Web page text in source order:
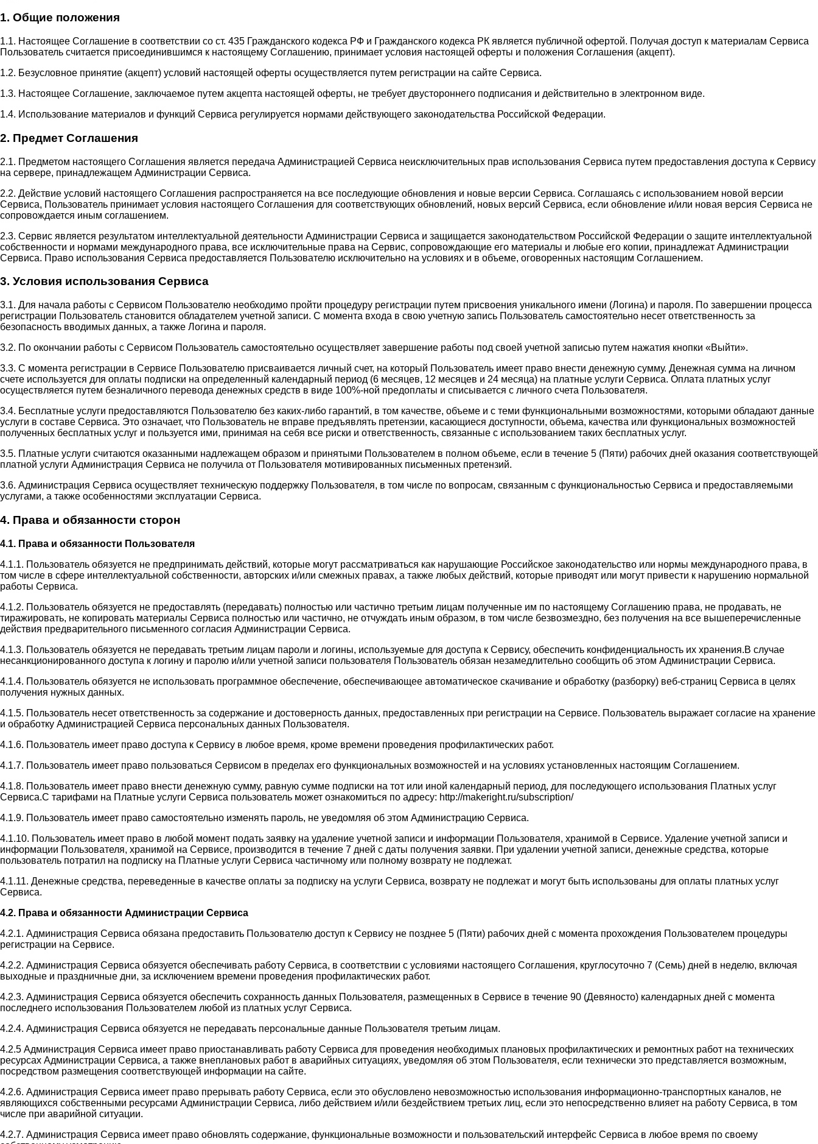
1. Общие положения
1.1. Настоящее Соглашение в соответствии со ст. 435 Гражданского кодекса РФ и Гражданского кодекса РК является публичной офертой. Получая доступ к материалам Сервиса
Пользователь считается присоединившимся к настоящему Соглашению, принимает условия настоящей оферты и положения Соглашения (акцепт).
1.2. Безусловное принятие (акцепт) условий настоящей оферты осуществляется путем регистрации на сайте Сервиса.
1.3. Настоящее Соглашение, заключаемое путем акцепта настоящей оферты, не требует двустороннего подписания и действительно в электронном виде.
1.4. Использование материалов и функций Сервиса регулируется нормами действующего законодательства Российской Федерации.
2. Предмет Соглашения
2.1. Предметом настоящего Соглашения является передача Администрацией Сервиса неисключительных прав использования Сервиса путем предоставления доступа к Сервису
на сервере, принадлежащем Администрации Сервиса.
2.2. Действие условий настоящего Соглашения распространяется на все последующие обновления и новые версии Сервиса. Соглашаясь с использованием новой версии
Сервиса, Пользователь принимает условия настоящего Соглашения для соответствующих обновлений, новых версий Сервиса, если обновление и/или новая версия Сервиса не
сопровождается иным соглашением.
2.3. Сервис является результатом интеллектуальной деятельности Администрации Сервиса и защищается законодательством Российской Федерации о защите интеллектуальной
собственности и нормами международного права, все исключительные права на Сервис, сопровождающие его материалы и любые его копии, принадлежат Администрации
Сервиса. Право использования Сервиса предоставляется Пользователю исключительно на условиях и в объеме, оговоренных настоящим Соглашением.
3. Условия использования Сервиса
3.1. Для начала работы с Сервисом Пользователю необходимо пройти процедуру регистрации путем присвоения уникального имени (Логина) и пароля. По завершении процесса
регистрации Пользователь становится обладателем учетной записи. С момента входа в свою учетную запись Пользователь самостоятельно несет ответственность за
безопасность вводимых данных, а также Логина и пароля.
3.2. По окончании работы с Сервисом Пользователь самостоятельно осуществляет завершение работы под своей учетной записью путем нажатия кнопки «Выйти».
3.3. С момента регистрации в Сервисе Пользователю присваивается личный счет, на который Пользователь имеет право внести денежную сумму. Денежная сумма на личном
счете используется для оплаты подписки на определенный календарный период (6 месяцев, 12 месяцев и 24 месяца) на платные услуги Сервиса. Оплата платных услуг
осуществляется путем безналичного перевода денежных средств в виде 100%-ной предоплаты и списывается с личного счета Пользователя.
3.4. Бесплатные услуги предоставляются Пользователю без каких-либо гарантий, в том качестве, объеме и с теми функциональными возможностями, которыми обладают данные
услуги в составе Сервиса. Это означает, что Пользователь не вправе предъявлять претензии, касающиеся доступности, объема, качества или функциональных возможностей
полученных бесплатных услуг и пользуется ими, принимая на себя все риски и ответственность, связанные с использованием таких бесплатных услуг.
3.5. Платные услуги считаются оказанными надлежащем образом и принятыми Пользователем в полном объеме, если в течение 5 (Пяти) рабочих дней оказания соответствующей
платной услуги Администрация Сервиса не получила от Пользователя мотивированных письменных претензий.
3.6. Администрация Сервиса осуществляет техническую поддержку Пользователя, в том числе по вопросам, связанным с функциональностью Сервиса и предоставляемыми
услугами, а также особенностями эксплуатации Сервиса.
4. Права и обязанности сторон
4.1. Права и обязанности Пользователя
4.1.1. Пользователь обязуется не предпринимать действий, которые могут рассматриваться как нарушающие Российское законодательство или нормы международного права, в
том числе в сфере интеллектуальной собственности, авторских и/или смежных правах, а также любых действий, которые приводят или могут привести к нарушению нормальной
работы Сервиса.
4.1.2. Пользователь обязуется не предоставлять (передавать) полностью или частично третьим лицам полученные им по настоящему Соглашению права, не продавать, не
тиражировать, не копировать материалы Сервиса полностью или частично, не отчуждать иным образом, в том числе безвозмездно, без получения на все вышеперечисленные
действия предварительного письменного согласия Администрации Сервиса.
4.1.3. Пользователь обязуется не передавать третьим лицам пароли и логины, используемые для доступа к Сервису, обеспечить конфиденциальность их хранения.В случае
несанкционированного доступа к логину и паролю и/или учетной записи пользователя Пользователь обязан незамедлительно сообщить об этом Администрации Сервиса.
4.1.4. Пользователь обязуется не использовать программное обеспечение, обеспечивающее автоматическое скачивание и обработку (разборку) веб-страниц Сервиса в целях
получения нужных данных.
4.1.5. Пользователь несет ответственность за содержание и достоверность данных, предоставленных при регистрации на Сервисе. Пользователь выражает согласие на хранение
и обработку Администрацией Сервиса персональных данных Пользователя.
4.1.6. Пользователь имеет право доступа к Сервису в любое время, кроме времени проведения профилактических работ.
4.1.7. Пользователь имеет право пользоваться Сервисом в пределах его функциональных возможностей и на условиях установленных настоящим Соглашением.
4.1.8. Пользователь имеет право внести денежную сумму, равную сумме подписки на тот или иной календарный период, для последующего использования Платных услуг
Сервиса.С тарифами на Платные услуги Сервиса пользователь может ознакомиться по адресу: http://makeright.ru/subscription/
4.1.9. Пользователь имеет право самостоятельно изменять пароль, не уведомляя об этом Администрацию Сервиса.
4.1.10. Пользователь имеет право в любой момент подать заявку на удаление учетной записи и информации Пользователя, хранимой в Сервисе. Удаление учетной записи и
информации Пользователя, хранимой на Сервисе, производится в течение 7 дней с даты получения заявки. При удалении учетной записи, денежные средства, которые
пользователь потратил на подписку на Платные услуги Сервиса частичному или полному возврату не подлежат.
4.1.11. Денежные средства, переведенные в качестве оплаты за подписку на услуги Сервиса, возврату не подлежат и могут быть использованы для оплаты платных услуг
Сервиса.
4.2. Права и обязанности Администрации Сервиса
4.2.1. Администрация Сервиса обязана предоставить Пользователю доступ к Сервису не позднее 5 (Пяти) рабочих дней с момента прохождения Пользователем процедуры
регистрации на Сервисе.
4.2.2. Администрация Сервиса обязуется обеспечивать работу Сервиса, в соответствии с условиями настоящего Соглашения, круглосуточно 7 (Семь) дней в неделю, включая
выходные и праздничные дни, за исключением времени проведения профилактических работ.
4.2.3. Администрация Сервиса обязуется обеспечить сохранность данных Пользователя, размещенных в Сервисе в течение 90 (Девяносто) календарных дней с момента
последнего использования Пользователем любой из платных услуг Сервиса.
4.2.4. Администрация Сервиса обязуется не передавать персональные данные Пользователя третьим лицам.
4.2.5 Администрация Сервиса имеет право приостанавливать работу Сервиса для проведения необходимых плановых профилактических и ремонтных работ на технических
ресурсах Администрации Сервиса, а также внеплановых работ в аварийных ситуациях, уведомляя об этом Пользователя, если технически это представляется возможным,
посредством размещения соответствующей информации на сайте.
4.2.6. Администрация Сервиса имеет право прерывать работу Сервиса, если это обусловлено невозможностью использования информационно-транспортных каналов, не
являющихся собственными ресурсами Администрации Сервиса, либо действием и/или бездействием третьих лиц, если это непосредственно влияет на работу Сервиса, в том
числе при аварийной ситуации.
4.2.7. Администрация Сервиса имеет право обновлять содержание, функциональные возможности и пользовательский интерфейс Сервиса в любое время по своему